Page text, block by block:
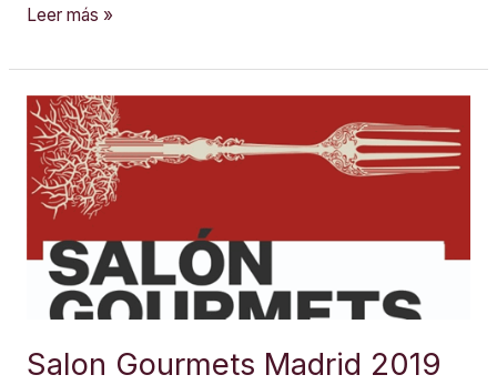
BCLF
Barcelona
Wine
Week
Leer más »
Salon Gourmets Madrid 2019